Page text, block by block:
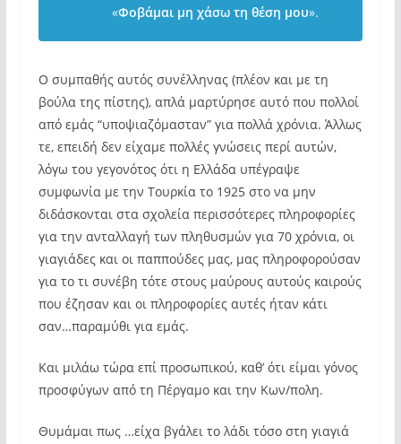
«Φοβάμαι μη χάσω τη θέση μου».
Ο συμπαθής αυτός συνέλληνας (πλέον και με τη
βούλα της πίστης), απλά μαρτύρησε αυτό που πολλοί
από εμάς “υποψιαζόμασταν” για πολλά χρόνια. Άλλως
τε, επειδή δεν είχαμε πολλές γνώσεις περί αυτών,
λόγω του γεγονότος ότι η Ελλάδα υπέγραψε
συμφωνία με την Τουρκία το 1925 στο να μην
διδάσκονται στα σχολεία περισσότερες πληροφορίες
για την ανταλλαγή των πληθυσμών για 70 χρόνια, οι
γιαγιάδες και οι παππούδες μας, μας πληροφορούσαν
για το τι συνέβη τότε στους μαύρους αυτούς καιρούς
που έζησαν και οι πληροφορίες αυτές ήταν κάτι
σαν…παραμύθι για εμάς.
Και μιλάω τώρα επί προσωπικού, καθ’ ότι είμαι γόνος
προσφύγων από τη Πέργαμο και την Κων/πολη.
Θυμάμαι πως …είχα βγάλει το λάδι τόσο στη γιαγιά